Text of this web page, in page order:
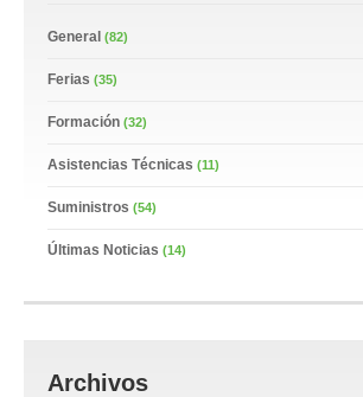
General (82)
Ferias (35)
Formación (32)
Asistencias Técnicas (11)
Suministros (54)
Últimas Noticias (14)
Archivos